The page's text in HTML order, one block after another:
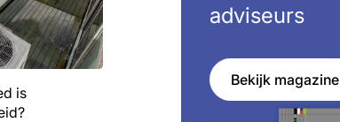
is
adviseurs
Bekijk magazine